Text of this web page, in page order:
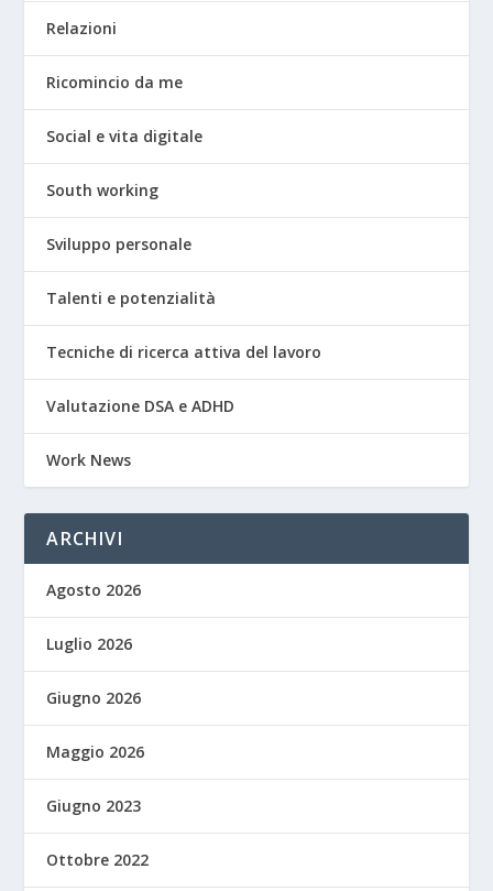
Relazioni
Ricomincio da me
Social e vita digitale
South working
Sviluppo personale
Talenti e potenzialità
Tecniche di ricerca attiva del lavoro
Valutazione DSA e ADHD
Work News
ARCHIVI
Agosto 2026
Luglio 2026
Giugno 2026
Maggio 2026
Giugno 2023
Ottobre 2022